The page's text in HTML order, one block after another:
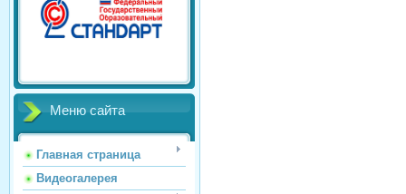
Меню сайта
Главная страница
Видеогалерея